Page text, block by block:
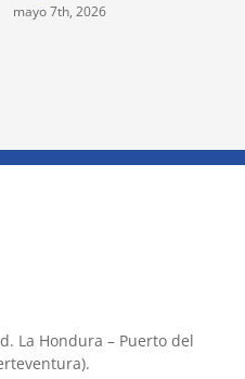
mayo 7th, 2026
La Hondura – Puerto del